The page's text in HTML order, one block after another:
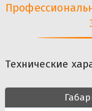
Технические